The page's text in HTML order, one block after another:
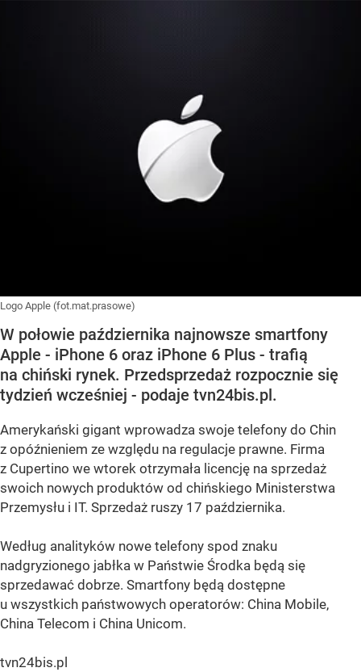
Logo Apple (fot.mat.prasowe)
W połowie października najnowsze smartfony
Apple - iPhone 6 oraz iPhone 6 Plus - trafią
na chiński rynek. Przedsprzedaż rozpocznie się
tydzień wcześniej - podaje tvn24bis.pl.
Amerykański gigant wprowadza swoje telefony do Chin
z opóźnieniem ze względu na regulacje prawne. Firma
z Cupertino we wtorek otrzymała licencję na sprzedaż
swoich nowych produktów od chińskiego Ministerstwa
Przemysłu i IT. Sprzedaż ruszy 17 października.
Według analityków nowe telefony spod znaku
nadgryzionego jabłka w Państwie Środka będą się
sprzedawać dobrze. Smartfony będą dostępne
u wszystkich państwowych operatorów: China Mobile,
China Telecom i China Unicom.
tvn24bis.pl